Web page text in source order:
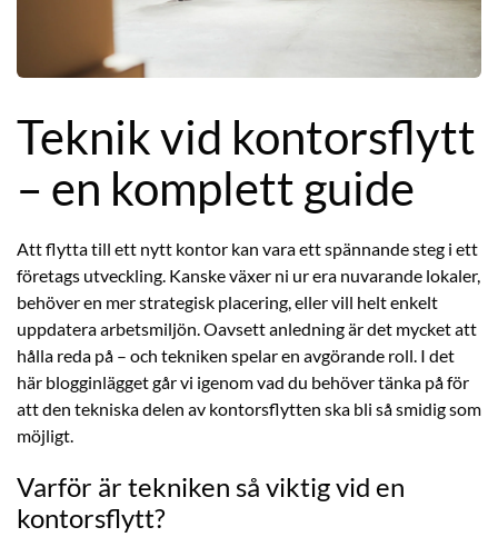
Teknik vid kontorsflytt
– en komplett guide
Att flytta till ett nytt kontor kan vara ett spännande steg i ett
företags utveckling. Kanske växer ni ur era nuvarande lokaler,
behöver en mer strategisk placering, eller vill helt enkelt
uppdatera arbetsmiljön. Oavsett anledning är det mycket att
hålla reda på – och tekniken spelar en avgörande roll. I det
här blogginlägget går vi igenom vad du behöver tänka på för
att den tekniska delen av kontorsflytten ska bli så smidig som
möjligt.
Varför är tekniken så viktig vid en
kontorsflytt?